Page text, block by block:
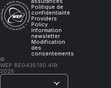
Politique de
confidentialité
Providers
Policy
Information
newsletter
Modification
des
consentements
©
WEP
2025
BE0435.130.419
will
learn."
Lao